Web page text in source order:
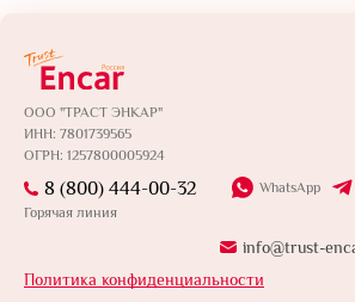
ООО "ТРАСТ ЭНКАР"
ИНН: 7801739565
ОГРН: 1257800005924
Политика конфиденциальности
8 (800) 444-00-32
Горячая линия
WhatsApp
info@trust-